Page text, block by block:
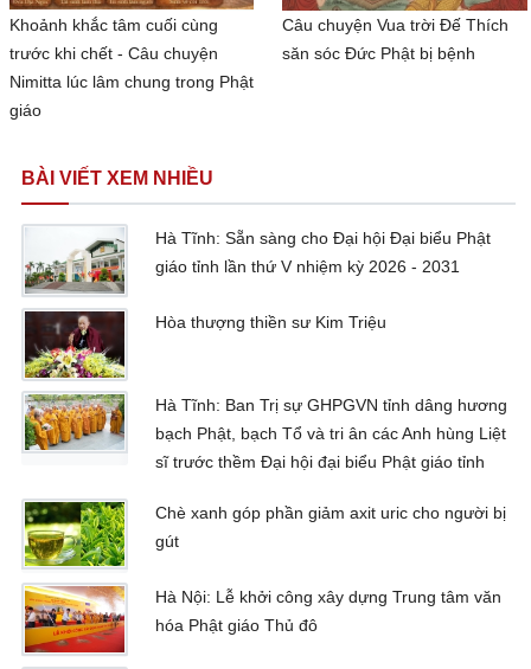
Khoảnh khắc tâm cuối cùng
trước khi chết - Câu chuyện
Nimitta lúc lâm chung trong Phật
giáo
Câu chuyện Vua trời Đế Thích
săn sóc Đức Phật bị bệnh
BÀI VIẾT XEM NHIỀU
Hà Tĩnh: Sẵn sàng cho Đại hội Đại biểu Phật
giáo tỉnh lần thứ V nhiệm kỳ 2026 - 2031
Hòa thượng thiền sư Kim Triệu
Hà Tĩnh: Ban Trị sự GHPGVN tỉnh dâng hương
bạch Phật, bạch Tổ và tri ân các Anh hùng Liệt
sĩ trước thềm Đại hội đại biểu Phật giáo tỉnh
Chè xanh góp phần giảm axit uric cho người bị
gút
Hà Nội: Lễ khởi công xây dựng Trung tâm văn
hóa Phật giáo Thủ đô